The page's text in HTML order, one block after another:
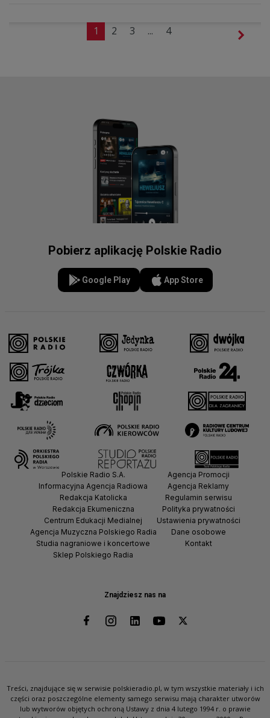
1 2 3 ... 4
Pobierz aplikację Polskie Radio
Google Play App Store
Znajdziesz nas na
Polskie Radio S.A.
Informacyjna Agencja Radiowa
Redakcja Katolicka
Redakcja Ekumeniczna
Centrum Edukacji Medialnej
Agencja Muzyczna Polskiego Radia
Studia nagraniowe i koncertowe
Sklep Polskiego Radia
Agencja Promocji
Agencja Reklamy
Regulamin serwisu
Polityka prywatności
Ustawienia prywatności
Dane osobowe
Kontakt
Treści, znajdujące się w serwisie polskieradio.pl, w tym wszystkie materiały i ich
części oraz poszczególne elementy samego serwisu mają charakter utworów
lub wytworów objętych ochroną Ustawy z dnia 4 lutego 1994 r. o prawie